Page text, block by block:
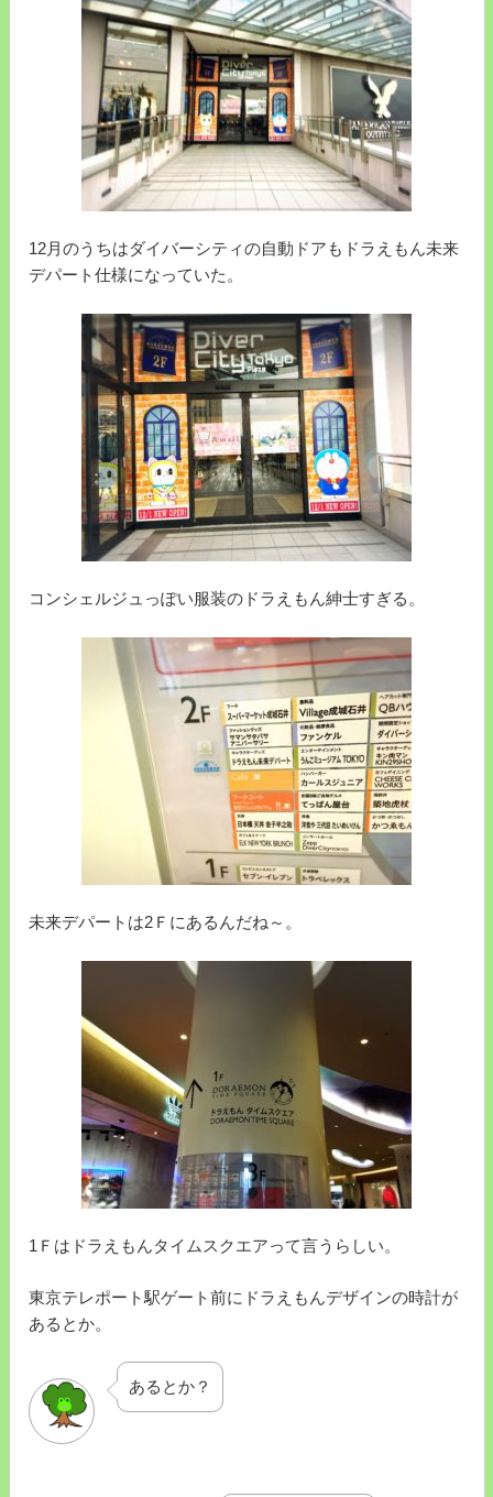
12月のうちはダイバーシティの自動ドアもドラえもん未来
デパート仕様になっていた。
コンシェルジュっぽい服装のドラえもん紳士すぎる。
未来デパートは2Ｆにあるんだね～。
1Ｆはドラえもんタイムスクエアって言うらしい。
東京テレポート駅ゲート前にドラえもんデザインの時計が
あるとか。
あるとか？